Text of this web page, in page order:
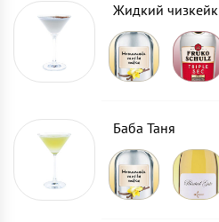
Жидкий чизкейк
Баба Таня